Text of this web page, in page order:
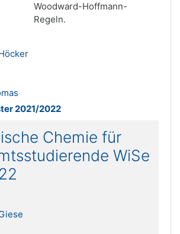
Woodward-Hoffmann-
Regeln.
2021/2022
Chemie für
WiSe